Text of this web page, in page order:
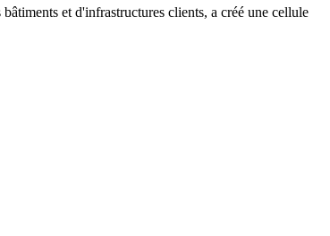
et d'infrastructures clients, a créé une cellule